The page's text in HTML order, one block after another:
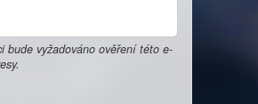
bude vyžadováno ověření této e-